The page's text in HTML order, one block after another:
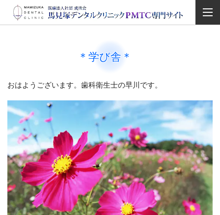
＊学び舎＊
おはようございます。歯科衛生士の早川です。